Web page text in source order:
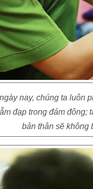
nay, chúng ta luôn
đạp trong đám
bản thân sẽ không